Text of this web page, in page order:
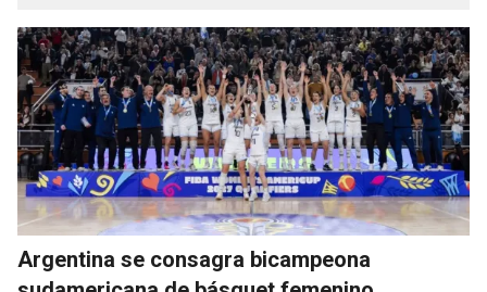
Argentina se consagra bicampeona